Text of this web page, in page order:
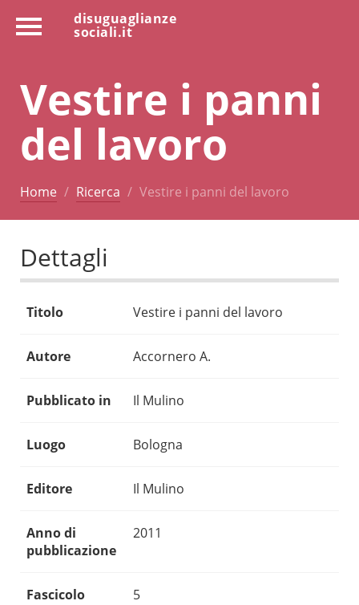
disuguaglianze
sociali.it
Vestire i panni
del lavoro
Home Ricerca Vestire i panni del lavoro
Dettagli
Titolo Vestire i panni del lavoro
Autore Accornero A.
Pubblicato in Il Mulino
Luogo Bologna
Editore Il Mulino
Anno di
pubblicazione
2011
Fascicolo 5